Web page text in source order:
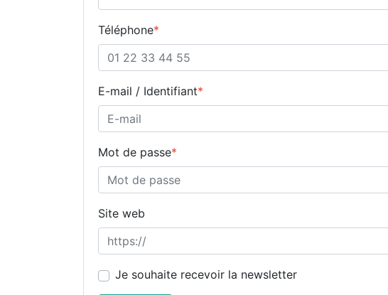
Téléphone*
E-mail / Identifiant*
Mot de passe*
Site web
Je souhaite recevoir la newsletter